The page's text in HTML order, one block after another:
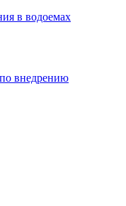
в водоемах
внедрению